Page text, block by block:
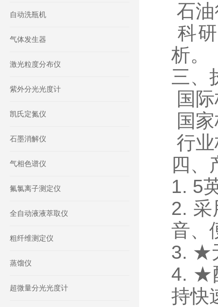
石
科
析。
三、
国
国
行
四、
1. 5
2.
音、
3. ★
4. ★
持快
自动洗瓶机
气体发生器
激光粒度分布仪
紫外分光光度计
凯氏定氮仪
石墨消解仪
气相色谱仪
氟氯离子测定仪
全自动液液萃取仪
粗纤维测定仪
蒸馏仪
超微量分光光度计